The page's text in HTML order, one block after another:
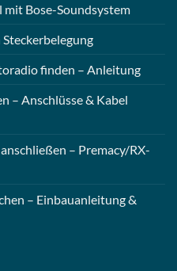
mit Bose-Soundsystem
finden – Anleitung
– Anschlüsse & Kabel
– Premacy/RX-
– Einbauanleitung &